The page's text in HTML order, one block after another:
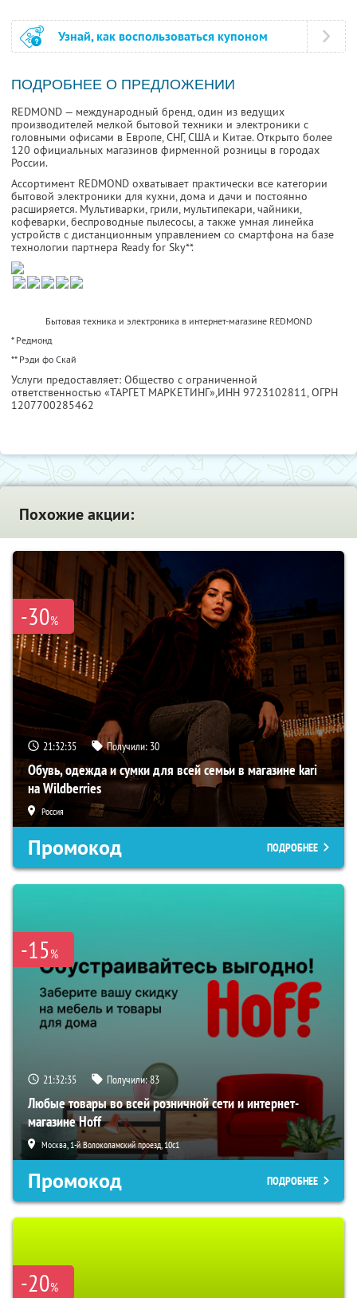
Узнай, как воспользоваться купоном
ПОДРОБНЕЕ О ПРЕДЛОЖЕНИИ
REDMOND — международный бренд, один из ведущих
производителей мелкой бытовой техники и электроники с
головными офисами в Европе, СНГ, США и Китае. Открыто более
120 официальных магазинов фирменной розницы в городах
России.
Ассортимент REDMOND охватывает практически все категории
бытовой электроники для кухни, дома и дачи и постоянно
расширяется. Мультиварки, грили, мультипекари, чайники,
кофеварки, беспроводные пылесосы, а также умная линейка
устройств с дистанционным управлением со смартфона на базе
технологии партнера Ready for Sky**.
Бытовая техника и электроника в интернет-магазине REDMOND
* Редмонд
** Рэди фо Скай
Услуги предоставляет: Общество с ограниченной
ответственностью «ТАРГЕТ МАРКЕТИНГ»,ИНН 9723102811, ОГРН
1207700285462
Похожие акции:
-30%
21:32:34 Получили: 30
Обувь, одежда и сумки для всей семьи в магазине kari
на Wildberries
Россия
Промокод ПОДРОБНЕЕ
-15%
21:32:34 Получили:83
Любые товары во всей розничной сети и интернет-
магазине Hoff
Москва, 1-й Волоколамский проезд, 10с1
Промокод ПОДРОБНЕЕ
-20%